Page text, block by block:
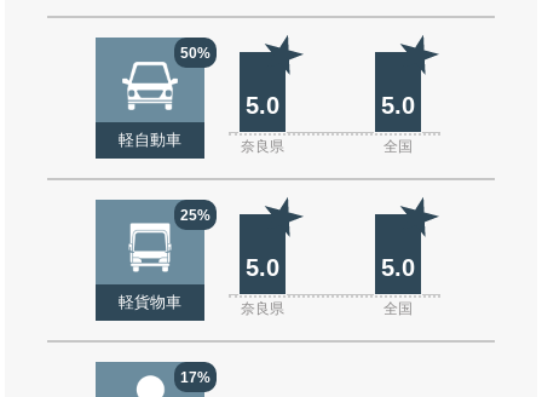
50%
軽自動車
5.0 5.0
奈良県 全国
25%
軽貨物車
5.0 5.0
奈良県 全国
17%